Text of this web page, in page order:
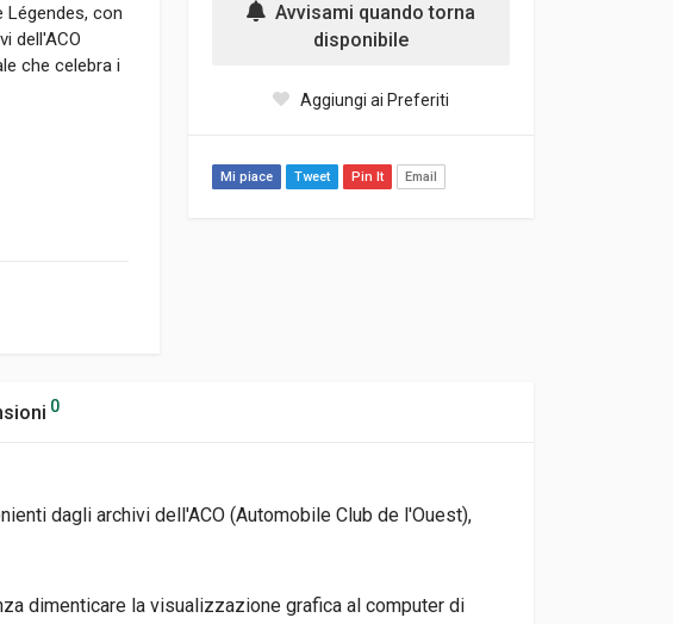
Légendes, con
dell'ACO
che celebra i
Avvisami quando torna
disponibile
Aggiungi ai Preferiti
Mi piace Tweet Pin It Email
0
dagli archivi dell'ACO (Automobile Club de l'Ouest),
dimenticare la visualizzazione grafica al computer di